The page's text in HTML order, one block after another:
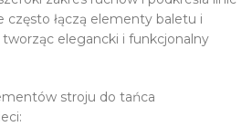
często łączą elementy baletu i
elegancki i funkcjonalny
stroju do tańca